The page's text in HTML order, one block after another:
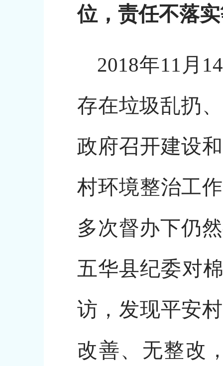
位，责任不落
2018年11月
存在垃圾乱扔
政府召开建设
村环境整治工
多次督办下仍
五华县纪委对
访，发现平安
改善、无整改